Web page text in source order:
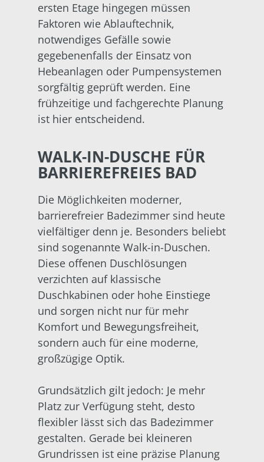
ersten Etage hingegen müssen
Faktoren wie Ablauftechnik,
notwendiges Gefälle sowie
gegebenenfalls der Einsatz von
Hebeanlagen oder Pumpensystemen
sorgfältig geprüft werden. Eine
frühzeitige und fachgerechte Planung
ist hier entscheidend.
WALK-IN-DUSCHE FÜR
BARRIEREFREIES BAD
Die Möglichkeiten moderner,
barrierefreier Badezimmer sind heute
vielfältiger denn je. Besonders beliebt
sind sogenannte Walk-in-Duschen.
Diese offenen Duschlösungen
verzichten auf klassische
Duschkabinen oder hohe Einstiege
und sorgen nicht nur für mehr
Komfort und Bewegungsfreiheit,
sondern auch für eine moderne,
großzügige Optik.
Grundsätzlich gilt jedoch: Je mehr
Platz zur Verfügung steht, desto
flexibler lässt sich das Badezimmer
gestalten. Gerade bei kleineren
Grundrissen ist eine präzise Planung